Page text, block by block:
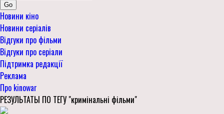
Go
Новини кіно
Новини серіалів
Відгуки про фільми
Відгуки про серіали
Підтримка редакції
Реклама
Про kinowar
РЕЗУЛЬТАТЫ ПО ТЕГУ "кримінальні фільми"